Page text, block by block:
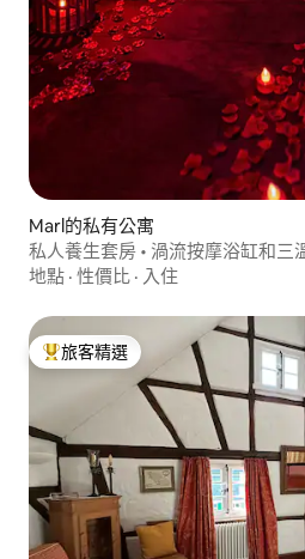
Marl的私有公寓
私人養生套房 • 渦流按摩浴缸和三
地點 · 性價比 · 入住
旅客精選榜首
旅客精選